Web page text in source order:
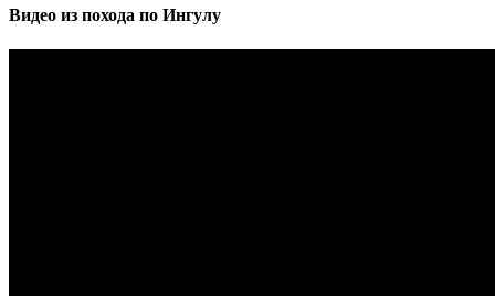
Видео из похода по Ингулу